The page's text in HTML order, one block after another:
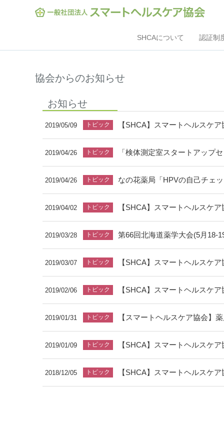
SHCAについて 認証制
協会からのお知らせ
お知らせ
2019/05/09 【SHCA】スマートヘルスケ
2019/04/26
2019/04/26 なの花薬局「HPVの自己チェ
2019/04/02 【SHCA】スマートヘルスケ
2019/03/28 第66回北海道薬学大会(5月
2019/03/07 【SHCA】スマートヘルスケ
2019/02/06 【SHCA】スマートヘルスケ
2019/01/31 【スマートヘルスケア協会】
2019/01/09
2018/12/05 【SHCA】スマートヘルスケ